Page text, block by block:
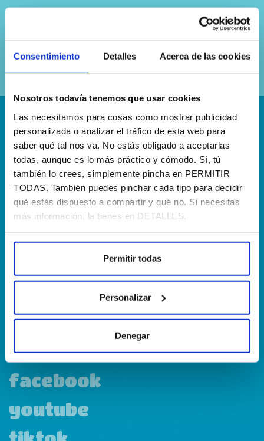
Consentimiento Detalles Acerca de las cookies
Nosotros todavía tenemos que usar cookies
Las necesitamos para cosas como mostrar publicidad
personalizada o analizar el tráfico de esta web para
saber qué tal nos va. No estás obligado a aceptarlas
todas, aunque es lo más práctico y cómodo. Sí, tú
también lo crees, simplemente pincha en PERMITIR
TODAS. También puedes pinchar cada tipo para decidir
qué estás dispuesto a compartir y qué no. Si necesitas
más información, la tienes en DETALLES.
Permitir todas
Personalizar
Denegar
política de
privacidad
¡Escríbenos!
hola@agenciapisto.com
¿Hablamos?!
(+34) 910 40 46 33
¿Dónde estamos?
linkedin
instagram
facebook
youtube